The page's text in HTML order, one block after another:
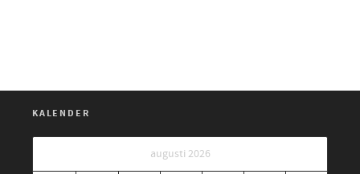
KALENDER
augusti 2026